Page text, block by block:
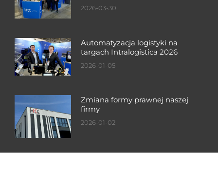
2026-03-30
Automatyzacja logistyki na
targach Intralogistica 2026
2026-01-05
Zmiana formy prawnej naszej
firmy
2026-01-02